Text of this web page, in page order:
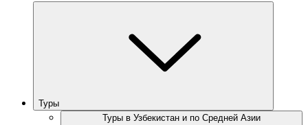
Туры
Туры в Узбекистан и по Средней Азии